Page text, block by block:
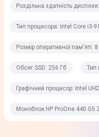
3,7 ГГц
DDR4
Роздільна здатність
Тип процесора: Intel Core i3-
Розмір оперативної пам'яті:
Обсяг SSD: 256 Гб Тип
Графічний процесор: Intel
Моноблок HP ProOne 440 G5